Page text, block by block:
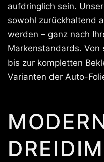
aufdringlich sein.
sowohl zurückhaltend
werden – ganz nach
Markenstandards. Von
bis zur kompletten
Varianten der Auto-